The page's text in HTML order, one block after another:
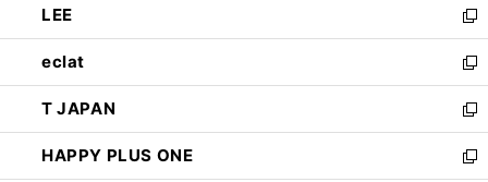
く
で
開
く
ド
ウ
で
開
く
ィ
ン
ド
ウ
で
開
く
い
ウ
ィ
ン
ド
ウ
で
LEE
新
し
い
ウ
ィ
ン
ド
eclat
新
し
い
ウ
ィ
T JAPAN
新
し
い
HAPPY PLUS ONE
新